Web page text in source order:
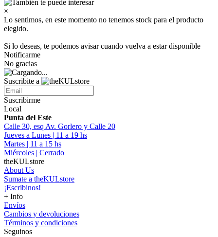
×
Lo sentimos, en este momento no tenemos stock para el producto
elegido.
Si lo deseas, te podemos avisar cuando vuelva a estar disponible
Notificarme
No gracias
Suscribite a
Suscribirme
Local
Punta del Este
Calle 30, esq Av. Gorlero y Calle 20
Jueves a Lunes | 11 a 19 hs
Martes | 11 a 15 hs
Miércoles | Cerrado
theKULstore
About Us
Sumate a theKULstore
¡Escribinos!
+ Info
Envíos
Cambios y devoluciones
Términos y condiciones
Seguinos